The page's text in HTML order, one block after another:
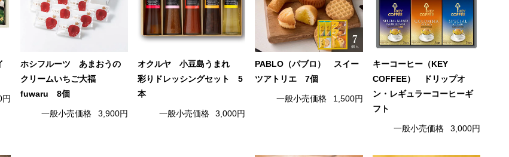
ホシフルーツ あまおうの
クリームいちご大福
fuwaru 8個
一般小売価格 3,900円
オクルヤ 小豆島うまれ
彩りドレッシングセット 5
本
一般小売価格 3,000円
PABLO（パブロ） スイー
ツアトリエ 7個
一般小売価格 1,500円
キーコーヒー（KEY
COFFEE） ドリップオ
ン・レギュラーコーヒーギ
フト
一般小売価格 3,000円